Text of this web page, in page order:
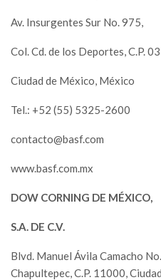
Av. Insurgentes Sur No. 975,
Col. Cd. de los Deportes, C.P.
Ciudad de México, México
Tel.: +52 (55) 5325-2600
contacto@basf.com
www.basf.com.mx
DOW CORNING DE MÉXICO,
S.A. DE C.V.
Blvd. Manuel Ávila Camacho
Chapultepec, C.P. 11000,